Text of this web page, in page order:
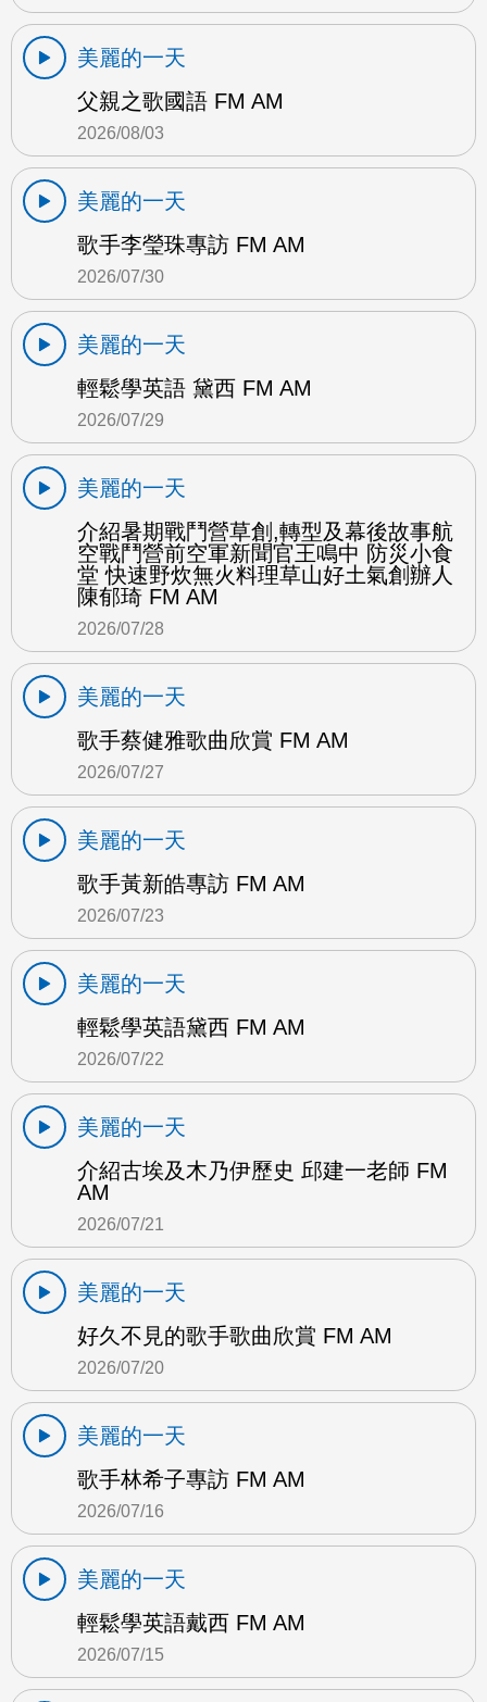
美麗的一天
父親之歌國語 FM AM
2026/08/03
美麗的一天
歌手李瑩珠專訪 FM AM
2026/07/30
美麗的一天
輕鬆學英語 黛西 FM AM
2026/07/29
美麗的一天
介紹暑期戰鬥營草創,轉型及幕後故事航
空戰鬥營前空軍新聞官王鳴中 防災小食
堂 快速野炊無火料理草山好土氣創辦人
陳郁琦 FM AM
2026/07/28
美麗的一天
歌手蔡健雅歌曲欣賞 FM AM
2026/07/27
美麗的一天
歌手黃新皓專訪 FM AM
2026/07/23
美麗的一天
輕鬆學英語黛西 FM AM
2026/07/22
美麗的一天
介紹古埃及木乃伊歷史 邱建一老師 FM
AM
2026/07/21
美麗的一天
好久不見的歌手歌曲欣賞 FM AM
2026/07/20
美麗的一天
歌手林希子專訪 FM AM
2026/07/16
美麗的一天
輕鬆學英語戴西 FM AM
2026/07/15